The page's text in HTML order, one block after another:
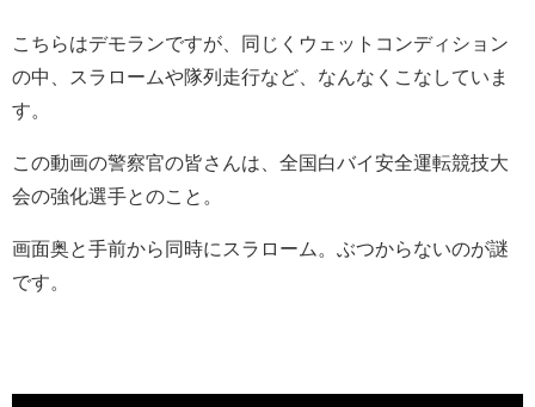
こちらはデモランですが、同じくウェットコンディション
の中、スラロームや隊列走行など、なんなくこなしていま
す。
この動画の警察官の皆さんは、全国白バイ安全運転競技大
会の強化選手とのこと。
画面奥と手前から同時にスラローム。ぶつからないのが謎
です。